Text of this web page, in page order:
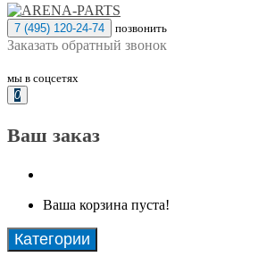
7 (495) 120-24-74 позвонить
Заказать обратный звонок
мы в соцсетях
0
Ваш заказ
Ваша корзина пуста!
Категории